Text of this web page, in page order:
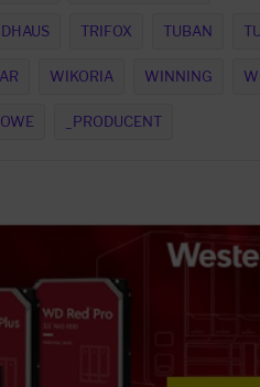
TRIFOX TUBAN
WIKORIA WINNING
_PRODUCENT